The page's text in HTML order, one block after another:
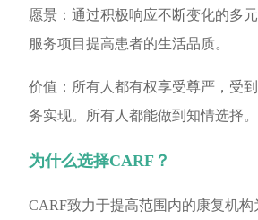
愿景： 通过积极响应不断变化的多
服务项目提高患者的生活品质。
价值： 所有人都有权享受尊严，受
务实现。所有人都能做到知情选择。
为什么选择CARF？
CARF致力于提高范围内的康复机